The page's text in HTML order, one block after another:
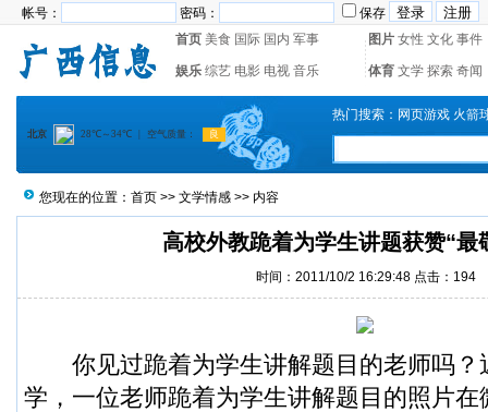
帐号： 密码：
保存
首页 美食 国际 国内 军事 图片 女性 文化 事件
娱乐 综艺 电影 电视 音乐 体育 文学 探索 奇闻
热门搜索： 网页游戏 火箭
您现在的位置： 首页 >> 文学情感 >> 内容
高校外教跪着为学生讲题获赞“最
时间：2011/10/2 16:29:48 点击： 194
你见过跪着为学生讲解题目的老师吗？
学，一位老师跪着为学生讲解题目的照片